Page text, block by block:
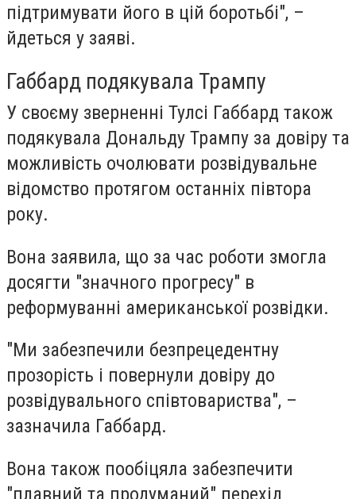
підтримувати його в цій боротьбі", –
йдеться у заяві.
Габбард подякувала Трампу
У своєму зверненні Тулсі Габбард також
подякувала Дональду Трампу за довіру та
можливість очолювати розвідувальне
відомство протягом останніх півтора
року.
Вона заявила, що за час роботи змогла
досягти "значного прогресу" в
реформуванні американської розвідки.
"Ми забезпечили безпрецедентну
прозорість і повернули довіру до
розвідувального співтовариства", –
зазначила Габбард.
Вона також пообіцяла забезпечити
"плавний та продуманий" перехід